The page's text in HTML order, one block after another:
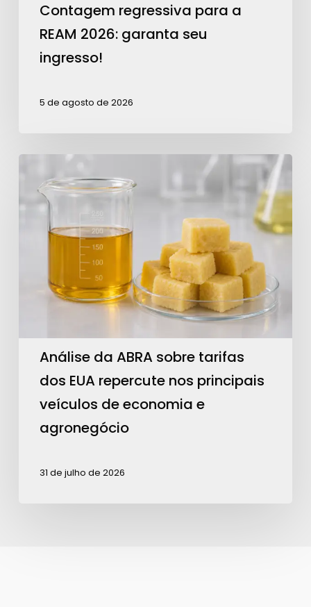
Contagem regressiva para a
REAM 2026: garanta seu
ingresso!
5 de agosto de 2026
ABRA
sobre
tarifas
repercute
principais
veículos
economia
Análise da ABRA sobre tarifas
dos EUA repercute nos principais
veículos de economia e
agronegócio
31 de julho de 2026